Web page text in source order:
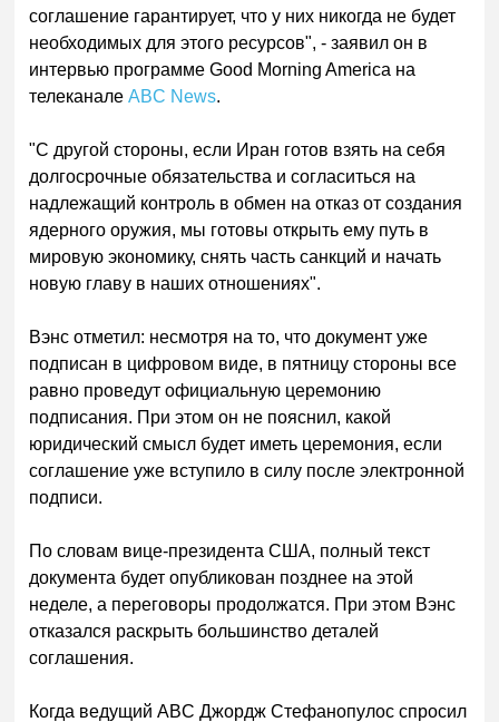
соглашение гарантирует, что у них никогда не будет
необходимых для этого ресурсов", - заявил он в
интервью программе Good Morning America на
телеканалеABC News.
"С другой стороны, если Иран готов взять на себя
долгосрочные обязательства и согласиться на
надлежащий контроль в обмен на отказ от создания
ядерного оружия, мы готовы открыть ему путь в
мировую экономику, снять часть санкций и начать
новую главу в наших отношениях".
Вэнс отметил: несмотря на то, что документ уже
подписан в цифровом виде, в пятницу стороны все
равно проведут официальную церемонию
подписания. При этом он не пояснил, какой
юридический смысл будет иметь церемония, если
соглашение уже вступило в силу после электронной
подписи.
По словам вице-президента США, полный текст
документа будет опубликован позднее на этой
неделе, а переговоры продолжатся. При этом Вэнс
отказался раскрыть большинство деталей
соглашения.
Когда ведущий ABC Джордж Стефанопулос спросил